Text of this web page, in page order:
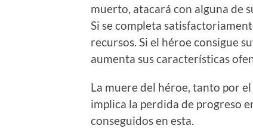
muerto, atacará con alguna de
Si se completa
recursos. Si el héroe consigue
aumenta sus características
La muere del héroe, tanto por
implica la perdida de progreso
conseguidos en esta.